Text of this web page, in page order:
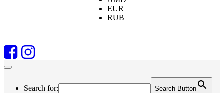
EUR
RUB
Search for: Search Button